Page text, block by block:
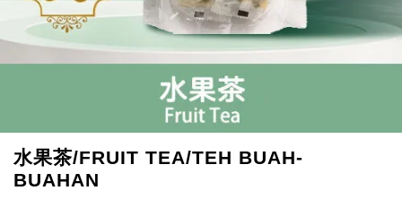
水果茶/FRUIT TEA/TEH BUAH-
BUAHAN